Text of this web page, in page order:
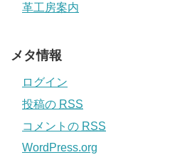
革工房案内
メタ情報
ログイン
投稿の RSS
コメントの RSS
WordPress.org